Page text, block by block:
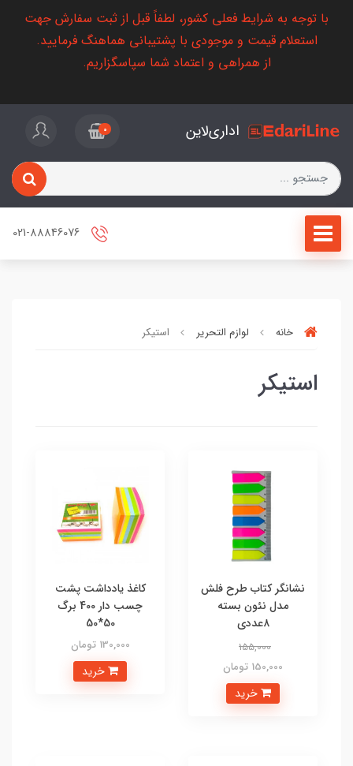
با توجه به شرایط فعلی کشور، لطفاً قبل از ثبت سفارش جهت
استعلام قیمت و موجودی با پشتیبانی هماهنگ فرمایید.
از همراهی و اعتماد شما سپاسگزاریم.
اداری‌لاین 0
خانه لوازم التحریر استیکر
استیکر
نشانگر کتاب طرح فلش
مدل نئون بسته
۸عددی
155,000
150,000 تومان
کاغذ یادداشت پشت
چسب دار 400 برگ
50*50
130,000 تومان